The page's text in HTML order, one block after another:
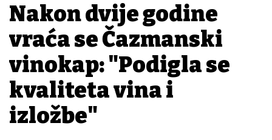
Nakon dvije godine
vraća se Čazmanski
vinokap: "Podigla se
kvaliteta vina i
izložbe"